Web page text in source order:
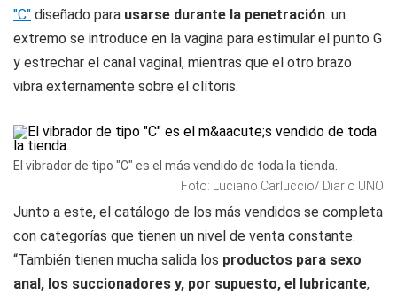
"C" diseñado para usarse durante la penetración: un
extremo se introduce en la vagina para estimular el punto G
y estrechar el canal vaginal, mientras que el otro brazo
vibra externamente sobre el clítoris.
El vibrador de tipo "C" es el más vendido de toda la tienda.
Foto: Luciano Carluccio/ Diario UNO
Junto a este, el catálogo de los más vendidos se completa
con categorías que tienen un nivel de venta constante.
“También tienen mucha salida los productos para sexo
anal, los succionadores y, por supuesto, el lubricante,